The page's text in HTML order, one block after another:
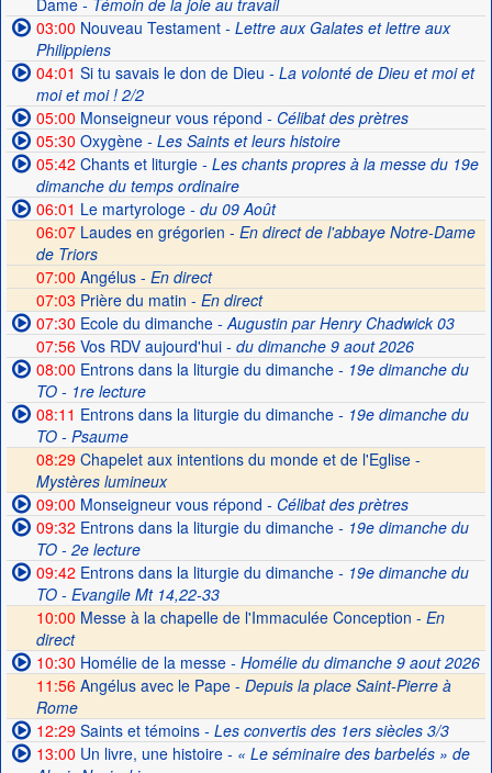
Dame- Témoin de la joie au travail
03:00 Nouveau Testament- Lettre aux Galates et lettre aux
Philippiens
04:01 Si tu savais le don de Dieu - La volonté de Dieu et moi et
moi et moi ! 2/2
05:00 Monseigneur vous répond - Célibat des prètres
05:30 Oxygène- Les Saints et leurs histoire
05:42 Chants et liturgie- Les chants propres à la messe du 19e
dimanche du temps ordinaire
06:01 Le martyrologe- du 09 Août
06:07Laudes en grégorien - En direct de l'abbaye Notre-Dame
de Triors
07:00 Angélus - En direct
07:03 Prière du matin - En direct
07:30 Ecole du dimanche- Augustin par Henry Chadwick 03
07:56Vos RDV aujourd'hui- du dimanche 9 aout 2026
08:00 Entrons dans la liturgie du dimanche- 19e dimanche du
TO - 1re lecture
08:11 Entrons dans la liturgie du dimanche- 19e dimanche du
TO - Psaume
08:29 Chapelet aux intentions du monde et de l'Eglise -
Mystères lumineux
09:00 Monseigneur vous répond - Célibat des prètres
09:32 Entrons dans la liturgie du dimanche- 19e dimanche du
TO - 2e lecture
09:42 Entrons dans la liturgie du dimanche- 19e dimanche du
TO - Evangile Mt 14,22-33
10:00 Messe à la chapelle de l'Immaculée Conception - En
direct
10:30 Homélie de la messe- Homélie du dimanche 9 aout 2026
11:56 Angélus avec le Pape - Depuis la place Saint-Pierre à
Rome
12:29Saints et témoins- Les convertis des 1ers siècles 3/3
13:00 Un livre, une histoire- « Le séminaire des barbelés » de